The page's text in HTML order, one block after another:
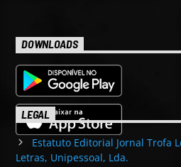
DOWNLOADS
LEGAL
Estatuto Editorial Jornal Trofa
Letras, Unipessoal, Lda.